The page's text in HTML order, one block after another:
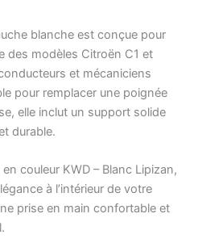
blanche est conçue pour
des modèles Citroën C1 et
et mécaniciens
pour remplacer une poignée
elle inclut un support solide
durable.
couleur KWD – Blanc Lipizan,
à l’intérieur de votre
prise en main confortable et